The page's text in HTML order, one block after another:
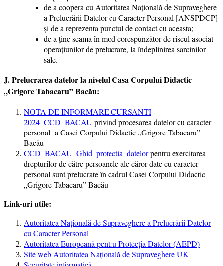
de a coopera cu Autoritatea Naţională de Supraveghere
a Prelucrării Datelor cu Caracter Personal [ANSPDCP]
şi de a reprezenta punctul de contact cu aceasta;
de a ţine seama în mod corespunzător de riscul asociat
operaţiunilor de prelucrare, la îndeplinirea sarcinilor
sale.
J. Prelucrarea datelor la nivelul Casa Corpului Didactic
„Grigore Tabacaru” Bacău:
NOTA DE INFORMARE CURSANTI
2024_CCD_BACAUprivind procesarea datelor cu caracter
personal a Casei Corpului Didactic „Grigore Tabacaru”
Bacău
CCD_BACAU_Ghid_protectia_datelorpentru exercitarea
drepturilor de către persoanele ale căror date cu caracter
personal sunt prelucrate în cadrul Casei Corpului Didactic
„Grigore Tabacaru” Bacău
Link-uri utile:
Autoritatea Naţională de Supraveghere a Prelucrării Datelor
cu Caracter Personal
Autoritatea Europeană pentru Protecția Datelor (AEPD)
Site web Autoritatea Națională de Supraveghere UK